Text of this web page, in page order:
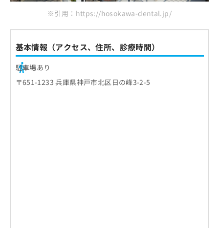
※引用：https://hosokawa-dental.jp/
基本情報（アクセス、住所、診療時間）
駐車場あり
〒651-1233 兵庫県神戸市北区日の峰3-2-5